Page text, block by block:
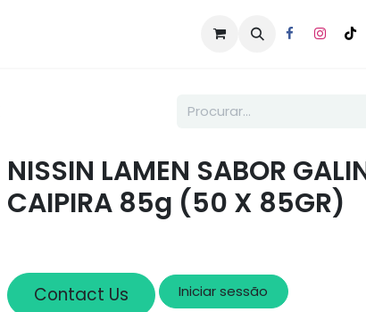
NISSIN LAMEN SABOR
CAIPIRA 85g (50 X 85GR)
Contact Us Iniciar sessão